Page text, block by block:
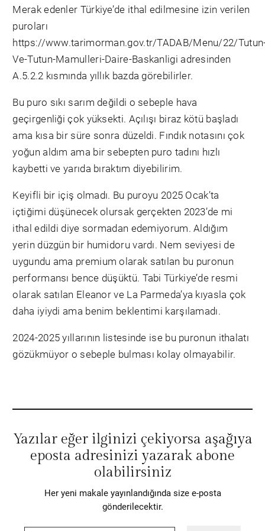
Merak edenler Türkiye’de ithal edilmesine izin verilen
puroları
https://www.tarimorman.gov.tr/TADAB/Menu/22/
Ve-Tutun-Mamulleri-Daire-Baskanligi adresinden
A.5.2.2 kısmında yıllık bazda görebilirler.
Bu puro sıkı sarım değildi o sebeple hava
geçirgenliği çok yüksekti. Açılışı biraz kötü başladı
ama kısa bir süre sonra düzeldi. Fındık notasını çok
yoğun aldım ama bir sebepten puro tadını hızlı
kaybetti ve yarıda bıraktım diyebilirim.
Keyifli bir içiş olmadı. Bu puroyu 2025 Ocak’ta
içtiğimi düşünecek olursak gerçekten 2023’de mi
ithal edildi diye sormadan edemiyorum. Aldığım
yerin düzgün bir humidoru vardı. Nem seviyesi de
uygundu ama premium olarak satılan bu puronun
performansı bence düşüktü. Tabi Türkiye’de resmi
olarak satılan Eleanor ve La Parmeda’ya kıyasla çok
daha iyiydi ama benim beklentimi karşılamadı.
2024-2025 yıllarının listesinde ise bu puronun ithalatı
gözükmüyor o sebeple bulması kolay olmayabilir.
Yazılar eğer ilginizi çekiyorsa aşağıya
eposta adresinizi yazarak abone
olabilirsiniz
Her yeni makale yayınlandığında size e-posta
gönderilecektir.